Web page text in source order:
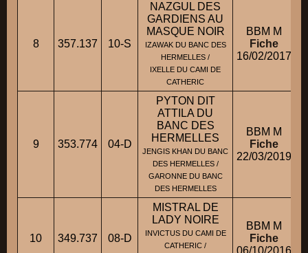
8 357.137 10-S
NAZGUL DES
GARDIENS AU
MASQUE NOIR
IZAWAK DU BANC DES
HERMELLES /
IXELLE DU CAMI DE
CATHERIC
BBM M
Fiche
16/02/2017
9 353.774 04-D
PYTON DIT
ATTILA DU
BANC DES
HERMELLES
JENGIS KHAN DU BANC
DES HERMELLES /
GARONNE DU BANC
DES HERMELLES
BBM M
Fiche
22/03/2019
10 349.737 08-D
MISTRAL DE
LADY NOIRE
INVICTUS DU CAMI DE
CATHERIC /
BBM M
Fiche